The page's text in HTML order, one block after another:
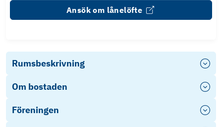
Ansök om lånelöfte
Rumsbeskrivning
Om bostaden
Föreningen